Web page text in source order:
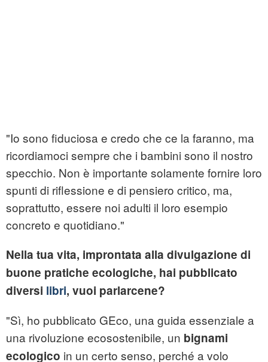
"Io sono fiduciosa e credo che ce la faranno, ma
ricordiamoci sempre che i bambini sono il nostro
specchio. Non è importante solamente fornire loro
spunti di riflessione e di pensiero critico, ma,
soprattutto, essere noi adulti il loro esempio
concreto e quotidiano."
Nella tua vita, improntata alla divulgazione di
buone pratiche ecologiche, hai pubblicato
diversi libri, vuoi parlarcene?
"Sì, ho pubblicato GEco, una guida essenziale a
una rivoluzione ecosostenibile, un bignami
ecologico in un certo senso, perché a volo